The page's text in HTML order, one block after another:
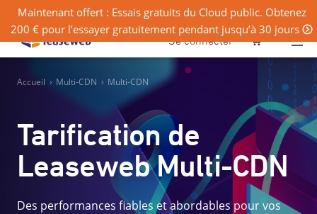
Maintenant offert : Essais gratuits du Cloud public. Obtenez
200 € pour l’essayer gratuitement pendant jusqu’à 30 jours
Se connecter
0
Accueil › Multi-CDN › Multi-CDN
Tarification de
Leaseweb Multi-CDN
Des performances fiables et abordables pour vos